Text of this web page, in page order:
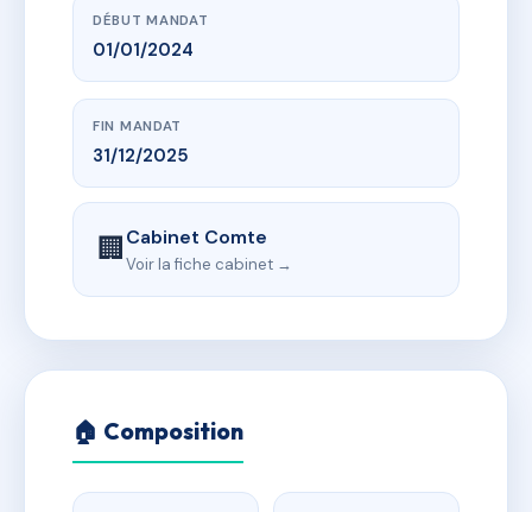
DÉBUT MANDAT
01/01/2024
FIN MANDAT
31/12/2025
🏢Cabinet Comte
Voir la fiche cabinet →
🏠 Composition